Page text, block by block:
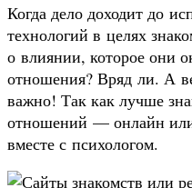
Когда дело доходит до
технологий в целях
о влиянии, которое они
отношения? Вряд ли. А
важно! Так как лучше
отношений — онлайн
вместе с психологом.